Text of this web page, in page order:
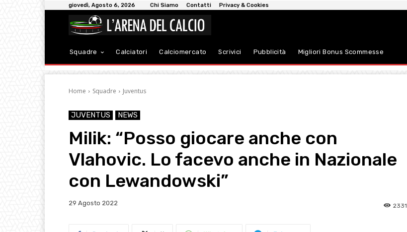
giovedì, Agosto 6, 2026 Chi Siamo Contatti Privacy & Cookies
Squadre Calciatori Calciomercato Scrivici Pubblicità Migliori Bonus Scommesse
Home Squadre Juventus
JUVENTUS NEWS
Milik: “Posso giocare anche con
Vlahovic. Lo facevo anche in Nazionale
con Lewandowski”
29 Agosto 2022 2331